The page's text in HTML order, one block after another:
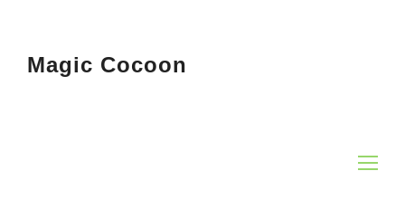
Magic Cocoon